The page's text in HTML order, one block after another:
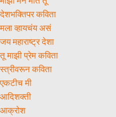
देशभक्तिपर कविता
मला व्हायचंय असं
जय महाराष्ट्र देशा
तू माझी प्रेम कविता
स्त्रीवरून कविता
एकटीच मी
आदिशक्ती
आक्रोश